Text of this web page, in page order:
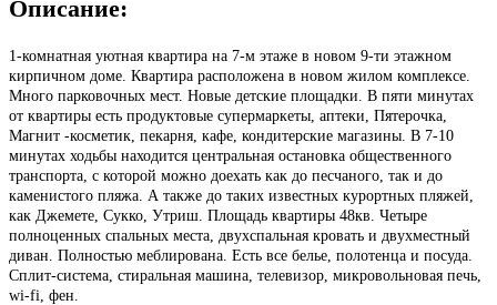
Описание:
1-комнатная уютная квартира на 7-м этаже в новом 9-ти этажном
кирпичном доме. Квартира расположена в новом жилом комплексе.
Много парковочных мест. Новые детские площадки. В пяти минутах
от квартиры есть продуктовые супермаркеты, аптеки, Пятерочка,
Магнит -косметик, пекарня, кафе, кондитерские магазины. В 7-10
минутах ходьбы находится центральная остановка общественного
транспорта, с которой можно доехать как до песчаного, так и до
каменистого пляжа. А также до таких известных курортных пляжей,
как Джемете, Сукко, Утриш. Площадь квартиры 48кв. Четыре
полноценных спальных места, двухспальная кровать и двухместный
диван. Полностью меблирована. Есть все белье, полотенца и посуда.
Сплит-система, стиральная машина, телевизор, микровольновая печь,
wi-fi, фен.